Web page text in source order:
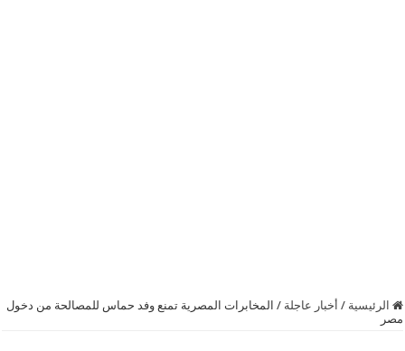
الرئيسية / أخبار عاجلة / المخابرات المصرية تمنع وفد حماس للمصالحة من دخول
مصر